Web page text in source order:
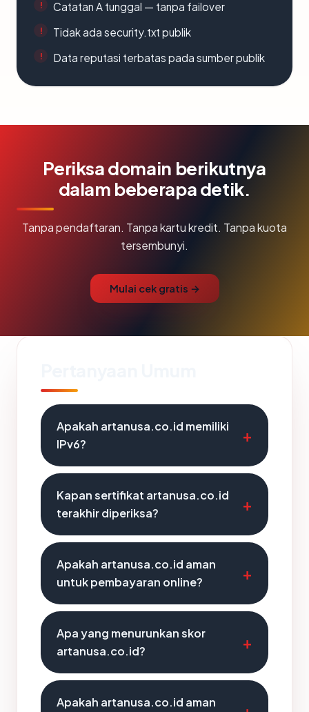
Catatan A tunggal — tanpa failover
Tidak ada security.txt publik
Data reputasi terbatas pada sumber publik
Periksa domain berikutnya
dalam beberapa detik.
Tanpa pendaftaran. Tanpa kartu kredit. Tanpa kuota
tersembunyi.
Mulai cek gratis →
Apakah artanusa.co.id memiliki
IPv6?
Kapan sertifikat artanusa.co.id
terakhir diperiksa?
Apakah artanusa.co.id aman
untuk pembayaran online?
Apa yang menurunkan skor
artanusa.co.id?
Apakah artanusa.co.id aman